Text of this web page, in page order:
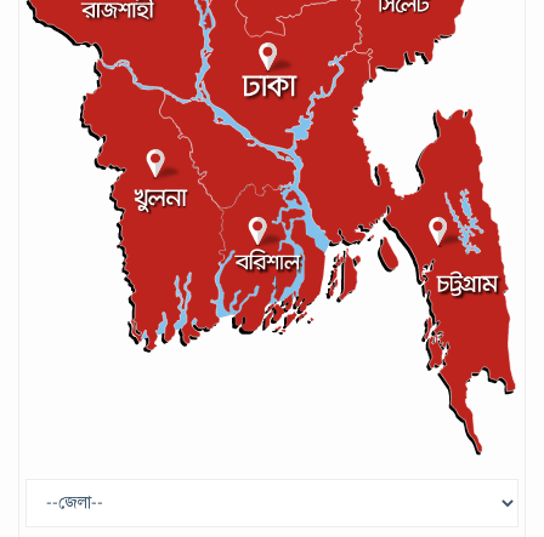
আইসিসির লেভেল-৩ কোচের স্বীকৃতি পেলেন
আশরাফুল
সেপ্টেম্বর ১৭, ২০২৪
গণপরিবহনে সেবার মান বাড়ানোর দাবি ইমনের
সেপ্টেম্বর ১৩, ২০২৪
ট্রাম্প প্রশাসন ছাড়ার ঘোষণা ধনকুবের ইলন